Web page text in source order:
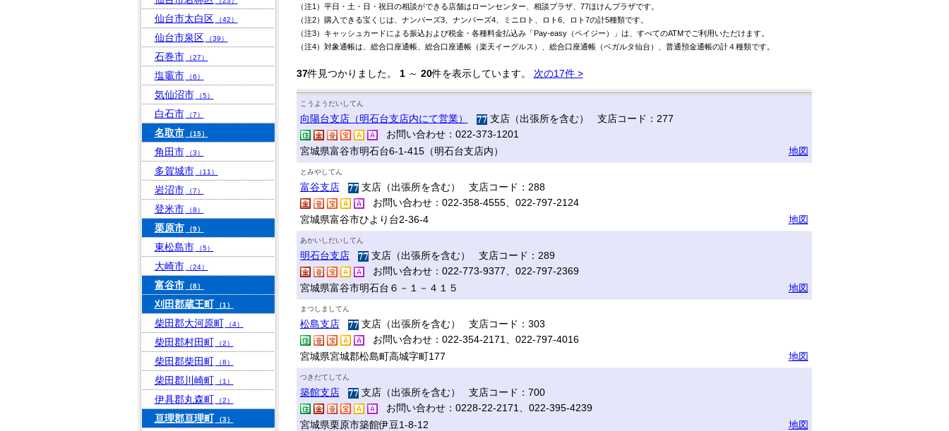
（注1）平日・土・日・祝日の相談ができる店舗はローンセンター、相談プラザ、77ほけんプラザです。
（注2）購入できる宝くじは、ナンバーズ3、ナンバーズ4、ミニロト、ロト6、ロト7の計5種類です。
（注3）キャッシュカードによる振込および税金・各種料金払込み「Pay-easy（ペイジー）」は、すべてのATMでご利用いただけます。
（注4）対象通帳は、総合口座通帳、総合口座通帳（楽天イーグルス）、総合口座通帳（ベガルタ仙台）、普通預金通帳の計４種類です。
37件見つかりました。 1～ 20件を表示しています。 次の17件 >
こうようだいしてん
向陽台支店（明石台支店内にて営業）
支店（出張所を含む） 支店コード：277
お問い合わせ：022-373-1201
宮城県富谷市明石台6-1-415（明石台支店内）
地図
とみやしてん
富谷支店
支店（出張所を含む） 支店コード：288
お問い合わせ：022-358-4555、022-797-2124
宮城県富谷市ひより台2-36-4
地図
あかいしだいしてん
明石台支店
支店（出張所を含む） 支店コード：289
お問い合わせ：022-773-9377、022-797-2369
宮城県富谷市明石台６－１－４１５
地図
まつしましてん
松島支店
支店（出張所を含む） 支店コード：303
お問い合わせ：022-354-2171、022-797-4016
宮城県宮城郡松島町高城字町177
地図
つきだてしてん
築館支店
支店（出張所を含む） 支店コード：700
お問い合わせ：0228-22-2171、022-395-4239
宮城県栗原市築館伊豆1-8-12
地図
仙台市太白区 （42）
仙台市泉区 （39）
石巻市 （27）
塩竈市 （6）
気仙沼市 （5）
白石市 （7）
名取市 （15）
角田市 （3）
多賀城市 （11）
岩沼市 （7）
登米市 （8）
栗原市 （9）
東松島市 （5）
大崎市 （24）
富谷市 （8）
刈田郡蔵王町 （1）
柴田郡大河原町 （4）
柴田郡村田町 （2）
柴田郡柴田町 （8）
柴田郡川崎町 （1）
伊具郡丸森町 （2）
亘理郡亘理町 （3）